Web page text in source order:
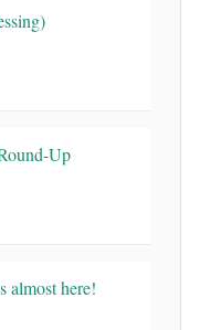
Up
almost here!